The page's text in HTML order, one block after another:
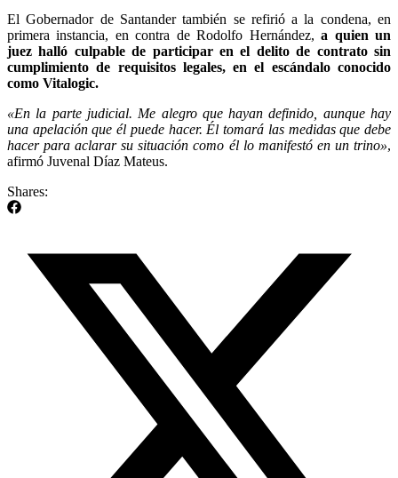
El Gobernador de Santander también se refirió a la condena, en
primera instancia, en contra de Rodolfo Hernández,a quien un
juez halló culpable de participar en el delito de contrato sin
cumplimiento de requisitos legales, en el escándalo conocido
como Vitalogic.
«En la parte judicial. Me alegro que hayan definido, aunque hay
una apelación que él puede hacer. Él tomará las medidas que debe
hacer para aclarar su situación como él lo manifestó en un trino»,
afirmó Juvenal Díaz Mateus.
Shares: